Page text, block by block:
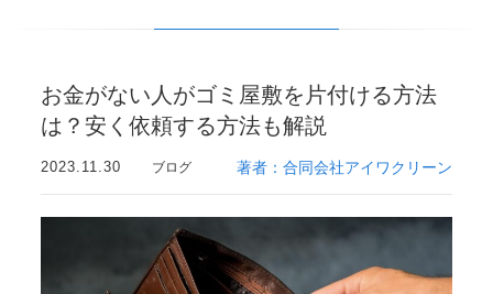
お金がない人がゴミ屋敷を片付ける方法
は？安く依頼する方法も解説
2023.11.30 ブログ 著者：合同会社アイワクリーン